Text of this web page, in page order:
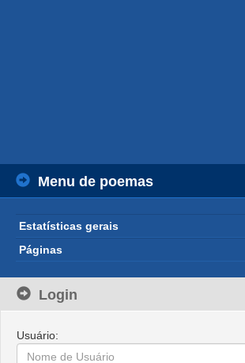
Menu de poemas
Estatísticas gerais
Páginas
Login
Usuário: